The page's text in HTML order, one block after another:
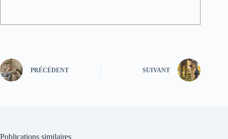
PRÉCÉDENT SUIVANT
Publications similaires